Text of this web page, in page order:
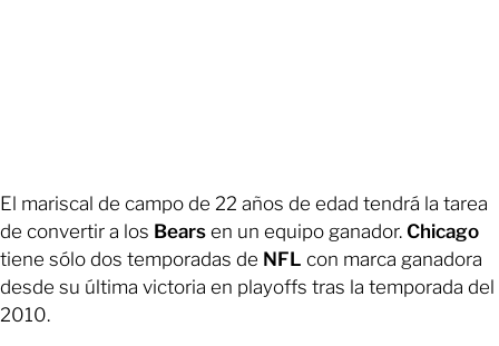
El mariscal de campo de 22 años de edad tendrá la tarea
de convertir a los Bears en un equipo ganador. Chicago
tiene sólo dos temporadas de NFL con marca ganadora
desde su última victoria en playoffs tras la temporada del
2010.